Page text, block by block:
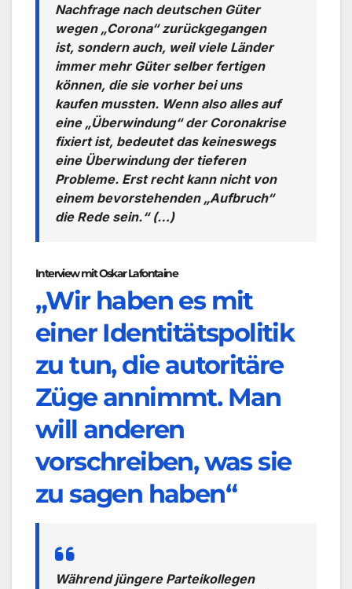
Nachfrage nach deutschen Güter
wegen „Corona“ zurückgegangen
ist, sondern auch, weil viele Länder
immer mehr Güter selber fertigen
können, die sie vorher bei uns
kaufen mussten. Wenn also alles auf
eine „Überwindung“ der Coronakrise
fixiert ist, bedeutet das keineswegs
eine Überwindung der tieferen
Probleme. Erst recht kann nicht von
einem bevorstehenden „Aufbruch“
die Rede sein.“ (…)
Interview mit Oskar Lafontaine
„Wir haben es mit
einer Identitätspolitik
zu tun, die autoritäre
Züge annimmt. Man
will anderen
vorschreiben, was sie
zu sagen haben“
Während jüngere Parteikollegen